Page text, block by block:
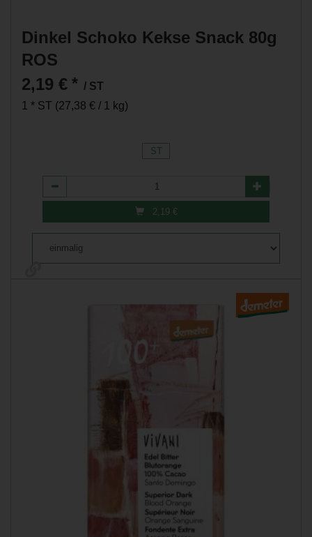
Dinkel Schoko Kekse Snack 80g
ROS
2,19 € * / ST
1 * ST (27,38 € / 1 kg)
ST
Anzahl
2,19 €